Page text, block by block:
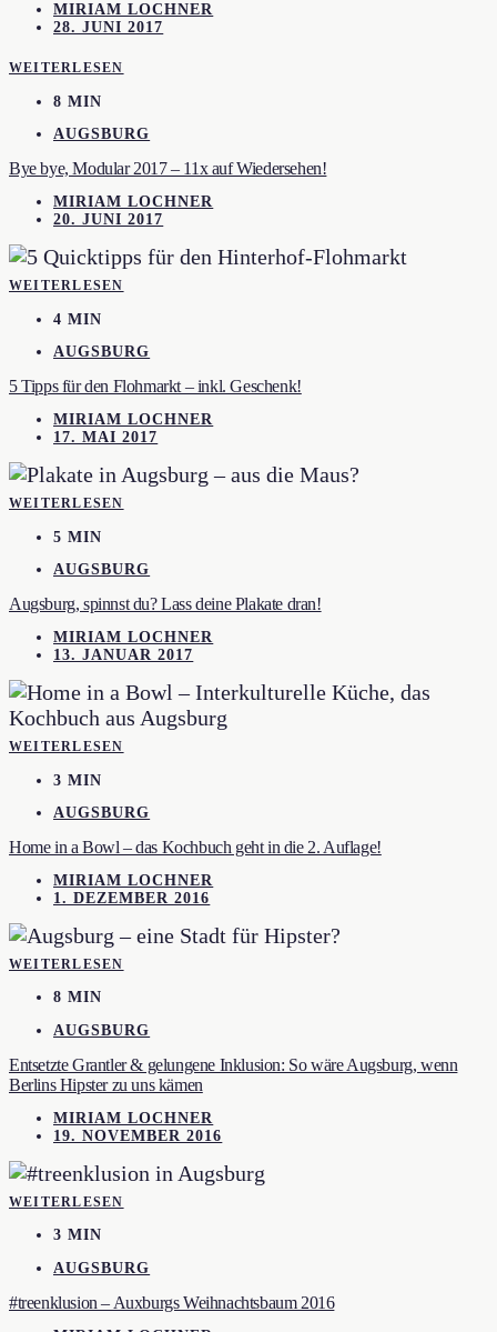
MIRIAM LOCHNER
28. JUNI 2017
WEITERLESEN
8 MIN
AUGSBURG
Bye bye, Modular 2017 – 11x auf Wiedersehen!
MIRIAM LOCHNER
20. JUNI 2017
WEITERLESEN
4 MIN
AUGSBURG
5 Tipps für den Flohmarkt – inkl. Geschenk!
MIRIAM LOCHNER
17. MAI 2017
WEITERLESEN
5 MIN
AUGSBURG
Augsburg, spinnst du? Lass deine Plakate dran!
MIRIAM LOCHNER
13. JANUAR 2017
WEITERLESEN
3 MIN
AUGSBURG
Home in a Bowl – das Kochbuch geht in die 2. Auflage!
MIRIAM LOCHNER
1. DEZEMBER 2016
WEITERLESEN
8 MIN
AUGSBURG
Entsetzte Grantler & gelungene Inklusion: So wäre Augsburg, wenn
Berlins Hipster zu uns kämen
MIRIAM LOCHNER
19. NOVEMBER 2016
WEITERLESEN
3 MIN
AUGSBURG
#treenklusion – Auxburgs Weihnachtsbaum 2016